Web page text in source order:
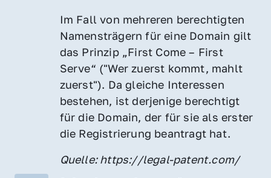
Im Fall von mehreren berechtigten
Namensträgern für eine Domain gilt
das Prinzip „First Come – First
Serve“ ("Wer zuerst kommt, mahlt
zuerst"). Da gleiche Interessen
bestehen, ist derjenige berechtigt
für die Domain, der für sie als erster
die Registrierung beantragt hat.
Quelle: https://legal-patent.com/